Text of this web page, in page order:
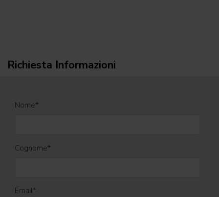
Richiesta Informazioni
Nome*
Cognome*
Email*